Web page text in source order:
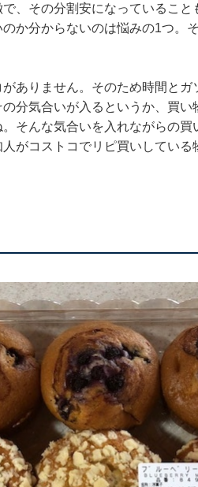
、その分割安になっているこ
か分からないのは悩みの1つ。
ありません。そのため時間とガ
分気合いが入るというか、買
そんな気合いを入れながらの
がコストコでリピ買いしてい